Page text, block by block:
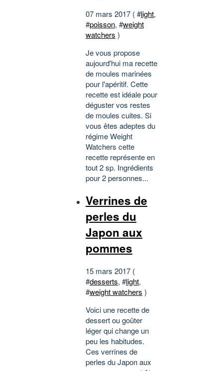
07 mars 2017 ( #light,
#poisson, #weight
watchers )
Je vous propose
aujourd'hui ma recette
de moules marinées
pour l'apéritif. Cette
recette est idéale pour
déguster vos restes
de moules cuites. Si
vous êtes adeptes du
régime Weight
Watchers cette
recette représente en
tout 2 sp. Ingrédients
pour 2 personnes...
Verrines de
perles du
Japon aux
pommes
15 mars 2017 (
#desserts, #light,
#weight watchers )
Voici une recette de
dessert ou goûter
léger qui change un
peu les habitudes.
Ces verrines de
perles du Japon aux